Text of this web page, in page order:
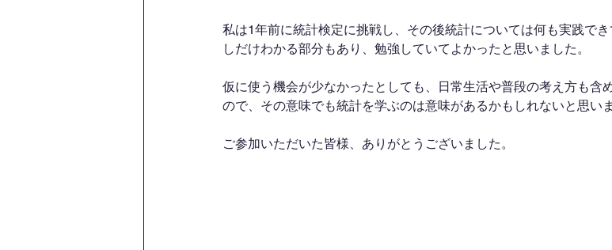
私は1年前に統計検定に挑戦し、その後統計については何も実践で
しだけわかる部分もあり、勉強していてよかったと思いました。
仮に使う機会が少なかったとしても、日常生活や普段の考え方も含
ので、その意味でも統計を学ぶのは意味があるかもしれないと思いま
ご参加いただいた皆様、ありがとうございました。